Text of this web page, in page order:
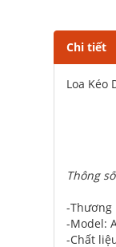
Chi tiết
Loa Kéo
Thông
-Thương
-Model:
-Chất